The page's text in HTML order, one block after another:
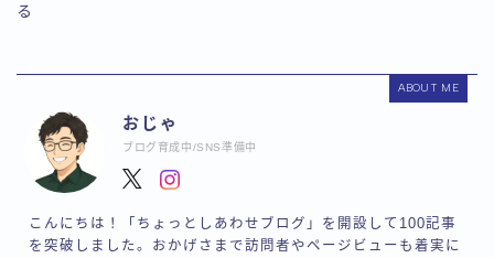
る
ABOUT ME
おじゃ
ブログ育成中/SNS準備中
こんにちは！「ちょっとしあわせブログ」を開設して100記事
を突破しました。おかげさまで訪問者やページビューも着実に